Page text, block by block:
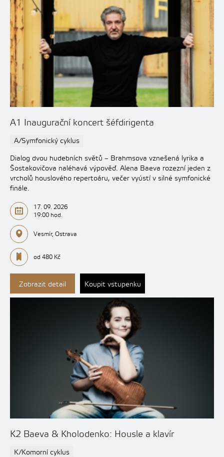
A1 Inaugurační koncert šéfdirigenta
A/Symfonický cyklus
Dialog dvou hudebních světů – Brahmsova vznešená lyrika a
Šostakovičova naléhavá výpověď. Alena Baeva rozezní jeden z
vrcholů houslového repertoáru, večer vyústí v silné symfonické
finále.
17. 09. 2026
19:00 hod.
Vesmír, Ostrava
od 480 Kč
Zobrazit detail Koupit vstupenku
K2 Baeva & Kholodenko: Housle a klavír
K/Komorní cyklus